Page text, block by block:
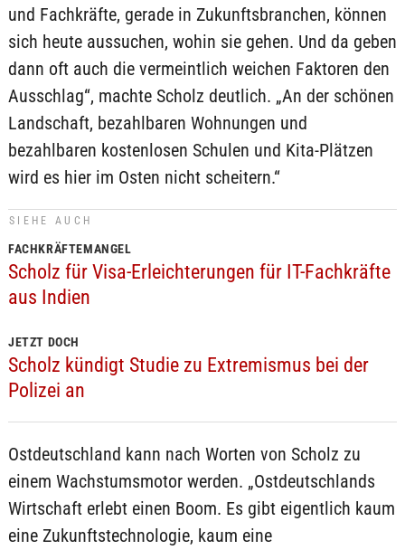
und Fachkräfte, gerade in Zukunftsbranchen, können
sich heute aussuchen, wohin sie gehen. Und da geben
dann oft auch die vermeintlich weichen Faktoren den
Ausschlag“, machte Scholz deutlich. „An der schönen
Landschaft, bezahlbaren Wohnungen und
bezahlbaren kostenlosen Schulen und Kita-Plätzen
wird es hier im Osten nicht scheitern.“
SIEHE AUCH
FACHKRÄFTEMANGEL
Scholz für Visa-Erleichterungen für IT-Fachkräfte
aus Indien
JETZT DOCH
Scholz kündigt Studie zu Extremismus bei der
Polizei an
Ostdeutschland kann nach Worten von Scholz zu
einem Wachstumsmotor werden. „Ostdeutschlands
Wirtschaft erlebt einen Boom. Es gibt eigentlich kaum
eine Zukunftstechnologie, kaum eine